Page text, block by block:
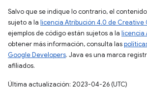
Salvo que se indique lo contrario, el
sujeto a la licencia Atribución 4.0 de Creative
ejemplos de código están sujetos a la licencia
obtener más información, consulta las
Google Developers. Java es una marca
afiliados.
Última actualización: 2023-04-26 (UTC)